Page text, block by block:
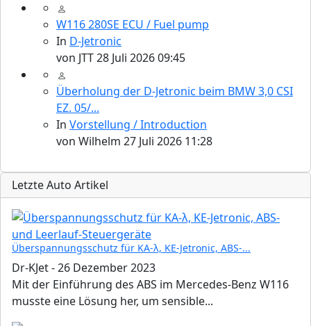
W116 280SE ECU / Fuel pump
In D-Jetronic
von JTT28 Juli 2026 09:45
Überholung der D-Jetronic beim BMW 3,0 CSI
EZ. 05/...
In Vorstellung / Introduction
von Wilhelm 27 Juli 2026 11:28
Letzte Auto Artikel
Überspannungsschutz für KA-λ, KE-Jetronic, ABS-...
Dr-KJet-26 Dezember 2023
Mit der Einführung des ABS im Mercedes-Benz W116
musste eine Lösung her, um sensible...